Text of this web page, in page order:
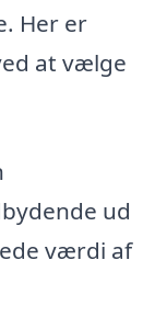
Her er
at vælge
ud
værdi af